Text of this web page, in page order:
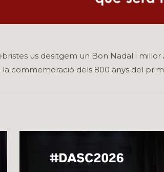
us desitgem un Bon Nadal i
commemoració dels 800 anys del